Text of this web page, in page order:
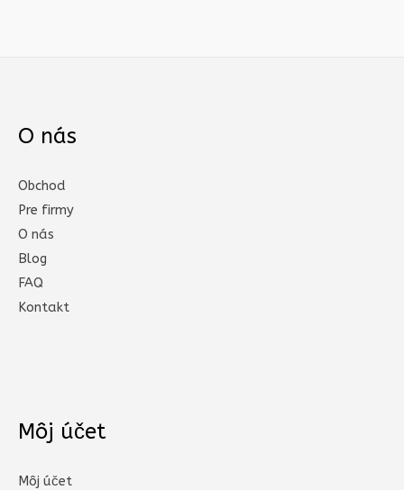
O nás
Obchod
Pre firmy
O nás
Blog
FAQ
Kontakt
Môj účet
Môj účet